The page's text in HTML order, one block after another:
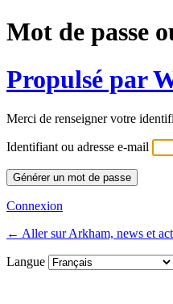
Mot de passe
Propulsé par
Merci de renseigner votre
Identifiant ou adresse e-mail
Connexion
← Aller sur Arkham, news et
Langue